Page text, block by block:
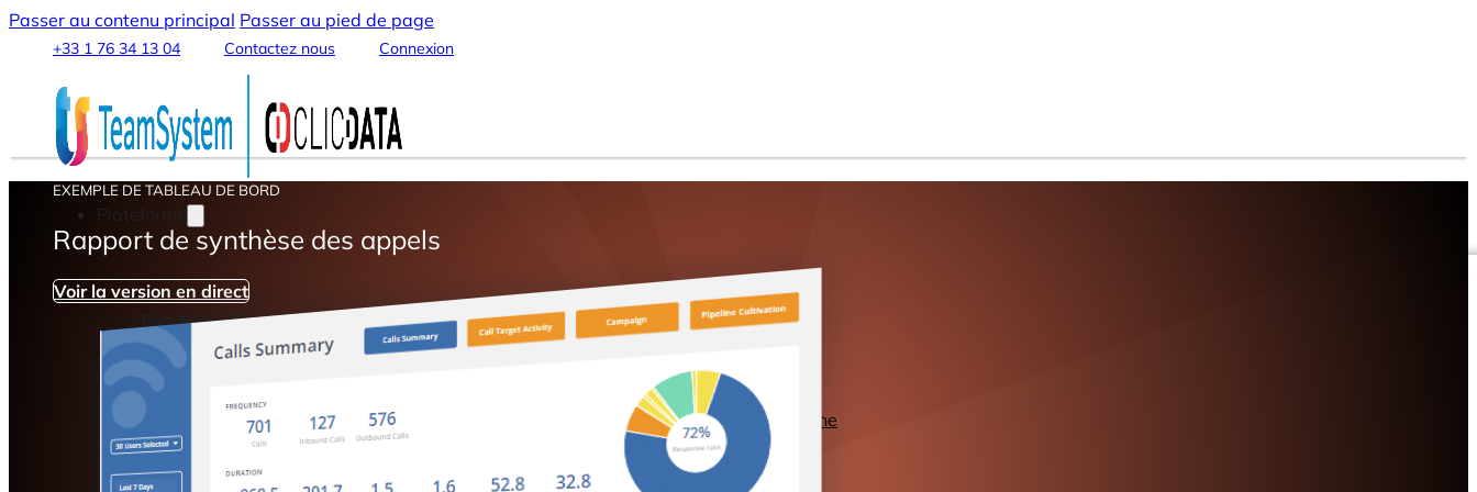
Passer au contenu principal Passer au pied de page
+33 1 76 34 13 04 Contactez nous Connexion
Plateforme
Fonctionnalités
Intégration & Connexion des Données
Data Warehouse & Data Lake
Transformation & Traitement des Données
Analytics & Machine Learning
Data Streaming et Sharing
Tableaux de Bord & Rapports
Automatisation & Alertes
et plus encore...
Performance & Scalabilité
Sécurité & Certifications
ClicData en Marque Blanche
Embedded Analytics
AI-Powered
Développer avec ClicData
EXEMPLE DE TABLEAU DE BORD
Rapport de synthèse des appels
Voir la version en direct